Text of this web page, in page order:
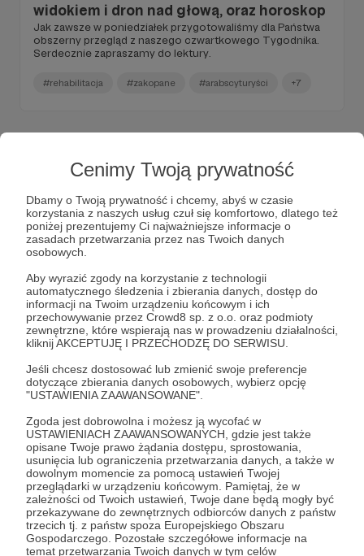
Cenimy Twoją prywatność
Dbamy o Twoją prywatność i chcemy, abyś w czasie
korzystania z naszych usług czuł się komfortowo, dlatego też
poniżej prezentujemy Ci najważniejsze informacje o
zasadach przetwarzania przez nas Twoich danych
osobowych.
Aby wyrazić zgody na korzystanie z technologii
automatycznego śledzenia i zbierania danych, dostęp do
informacji na Twoim urządzeniu końcowym i ich
przechowywanie przez Crowd8 sp. z o.o. oraz podmioty
zewnętrzne, które wspierają nas w prowadzeniu działalności,
kliknij AKCEPTUJĘ I PRZECHODZĘ DO SERWISU.
Jeśli chcesz dostosować lub zmienić swoje preferencje
dotyczące zbierania danych osobowych, wybierz opcję
"USTAWIENIA ZAAWANSOWANE".
Zgoda jest dobrowolna i możesz ją wycofać w
USTAWIENIACH ZAAWANSOWANYCH, gdzie jest także
opisane Twoje prawo żądania dostępu, sprostowania,
usunięcia lub ograniczenia przetwarzania danych, a także w
dowolnym momencie za pomocą ustawień Twojej
przeglądarki w urządzeniu końcowym. Pamiętaj, że w
zależności od Twoich ustawień, Twoje dane będą mogły być
przekazywane do zewnętrznych odbiorców danych z państw
trzecich tj. z państw spoza Europejskiego Obszaru
Gospodarczego. Pozostałe szczegółowe informacje na
temat przetwarzania Twoich danych w tym celów
widokiem i dron nad głową, oraz horoskop
Jak zawsze w poniedziałek przygotowaliśmy dla Państwa
obszerny przegląd z naszego czwartkowego Tygodnika.
Serdecznie zapraszamy do lektury.
#rehabilitacja #zakopane #arabscyturyści +7
09.04.2025 Brak komentarzy
Gdzie są pieniądze Wspólnoty?, Grozili
porwaniem dzieci, Rekordowa odległość
na Wielkiej Krokwi, Był Berlin, będzie
Nasze przedpremierowe artykuły już na Państwa czekają.
Serdecznie zapraszamy do lektury :)
#witów #gangsterzy #zakopane +2